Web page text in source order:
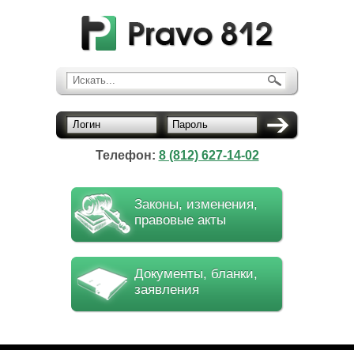
Искать...
Логин Пароль
Телефон: 8 (812) 627-14-02
Законы, изменения,
правовые акты
Документы, бланки,
заявления